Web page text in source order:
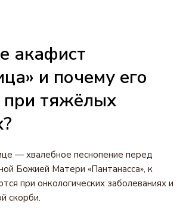
акафист
и почему его
тяжёлых
— хвалебное песнопение перед
Божией Матери «Пантанасса», к
при онкологических заболеваниях и
скорби.